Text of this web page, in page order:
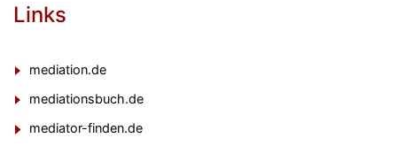
Links
mediation.de
mediationsbuch.de
mediator-finden.de